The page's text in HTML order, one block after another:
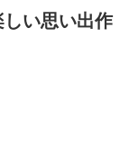
い思い出作